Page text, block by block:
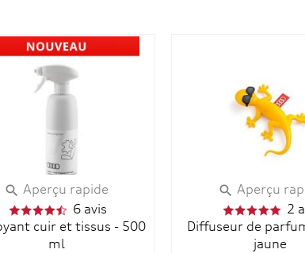
 Aperçu rapide
6 avis
cuir et tissus - 500
ml
 Aperçu
2
Diffuseur de
jaune